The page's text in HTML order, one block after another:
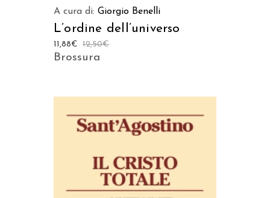
A cura di: Giorgio Benelli
L’ordine dell’universo
12,50€
11,88€
Brossura